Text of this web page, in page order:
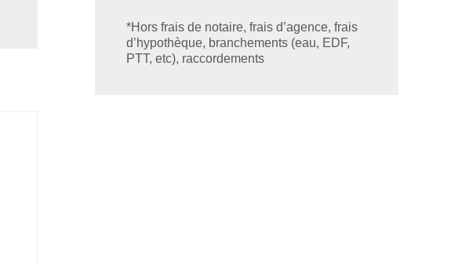
*Hors frais de notaire, frais d’agence, frais
d’hypothèque, branchements (eau, EDF,
PTT, etc), raccordements